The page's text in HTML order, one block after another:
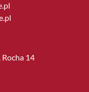
14